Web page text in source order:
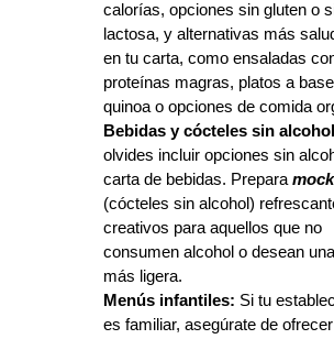
calorías, opciones sin gluten o
lactosa, y alternativas más
en tu carta, como ensaladas
proteínas magras, platos a
quinoa o opciones de comida
Bebidas y cócteles sin
olvides incluir opciones sin
carta de bebidas. Prepara
(cócteles sin alcohol)
creativos para aquellos que no
consumen alcohol o desean
más ligera.
Menús infantiles: Si tu